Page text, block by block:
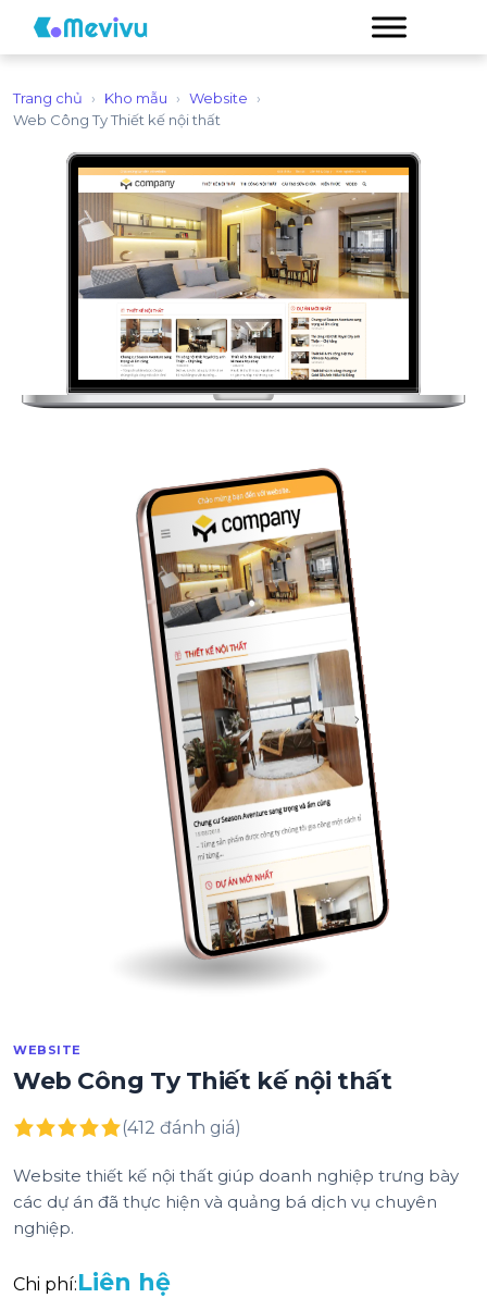
Trang chủ › Kho mẫu › Website
›
Web Công Ty Thiết kế nội thất
WEBSITE
Web Công Ty Thiết kế nội thất
(412 đánh giá)
Website thiết kế nội thất giúp doanh nghiệp trưng bày
các dự án đã thực hiện và quảng bá dịch vụ chuyên
nghiệp.
Chi phí:Liên hệ